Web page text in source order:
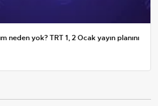
neden yok? TRT 1, 2 Ocak yayın planını